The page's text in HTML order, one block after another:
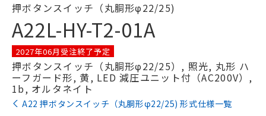
押ボタンスイッチ（丸胴形φ22/25)
A22L-HY-T2-01A
2027年06月受注終了予定
押ボタンスイッチ（丸胴形φ22/25）, 照光, 丸形 ハ
ーフガード形, 黄, LED 減圧ユニット付（AC200V）,
1b, オルタネイト
A22 押ボタンスイッチ（丸胴形φ22/25) 形式仕様一覧